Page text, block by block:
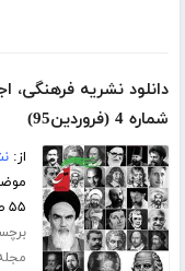
دانلود نشریه
شماره 4 (فروردین95)
از:
۵۵ صفحه